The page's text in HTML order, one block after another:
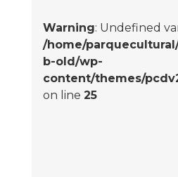
Warning: Undefined
/home/
b-old/wp-
content/themes/
on line 25